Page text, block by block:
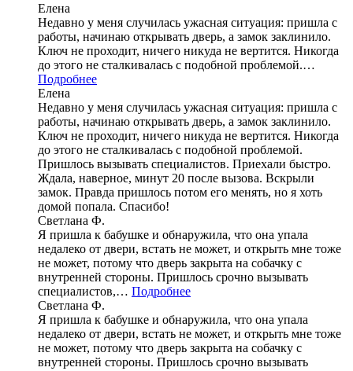
Елена
Недавно у меня случилась ужасная ситуация: пришла с
работы, начинаю открывать дверь, а замок заклинило.
Ключ не проходит, ничего никуда не вертится. Никогда
до этого не сталкивалась с подобной проблемой.…
Подробнее
Елена
Недавно у меня случилась ужасная ситуация: пришла с
работы, начинаю открывать дверь, а замок заклинило.
Ключ не проходит, ничего никуда не вертится. Никогда
до этого не сталкивалась с подобной проблемой.
Пришлось вызывать специалистов. Приехали быстро.
Ждала, наверное, минут 20 после вызова. Вскрыли
замок. Правда пришлось потом его менять, но я хоть
домой попала. Спасибо!
Светлана Ф.
Я пришла к бабушке и обнаружила, что она упала
недалеко от двери, встать не может, и открыть мне тоже
не может, потому что дверь закрыта на собачку с
внутренней стороны. Пришлось срочно вызывать
специалистов,… Подробнее
Светлана Ф.
Я пришла к бабушке и обнаружила, что она упала
недалеко от двери, встать не может, и открыть мне тоже
не может, потому что дверь закрыта на собачку с
внутренней стороны. Пришлось срочно вызывать